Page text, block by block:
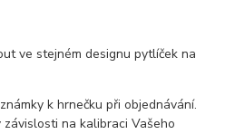
ve stejném designu pytlíček na
k hrnečku při objednávání.
na kalibraci Vašeho